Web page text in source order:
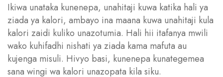
Ikiwa unataka kunenepa, unahitaji kuwa katika hali ya
ziada ya kalori, ambayo ina maana kuwa unahitaji kula
kalori zaidi kuliko unazotumia. Hali hii itafanya mwili
wako kuhifadhi nishati ya ziada kama mafuta au
kujenga misuli. Hivyo basi, kunenepa kunategemea
sana wingi wa kalori unazopata kila siku.